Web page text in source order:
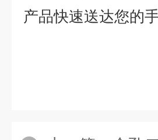
产品快速送达您的手